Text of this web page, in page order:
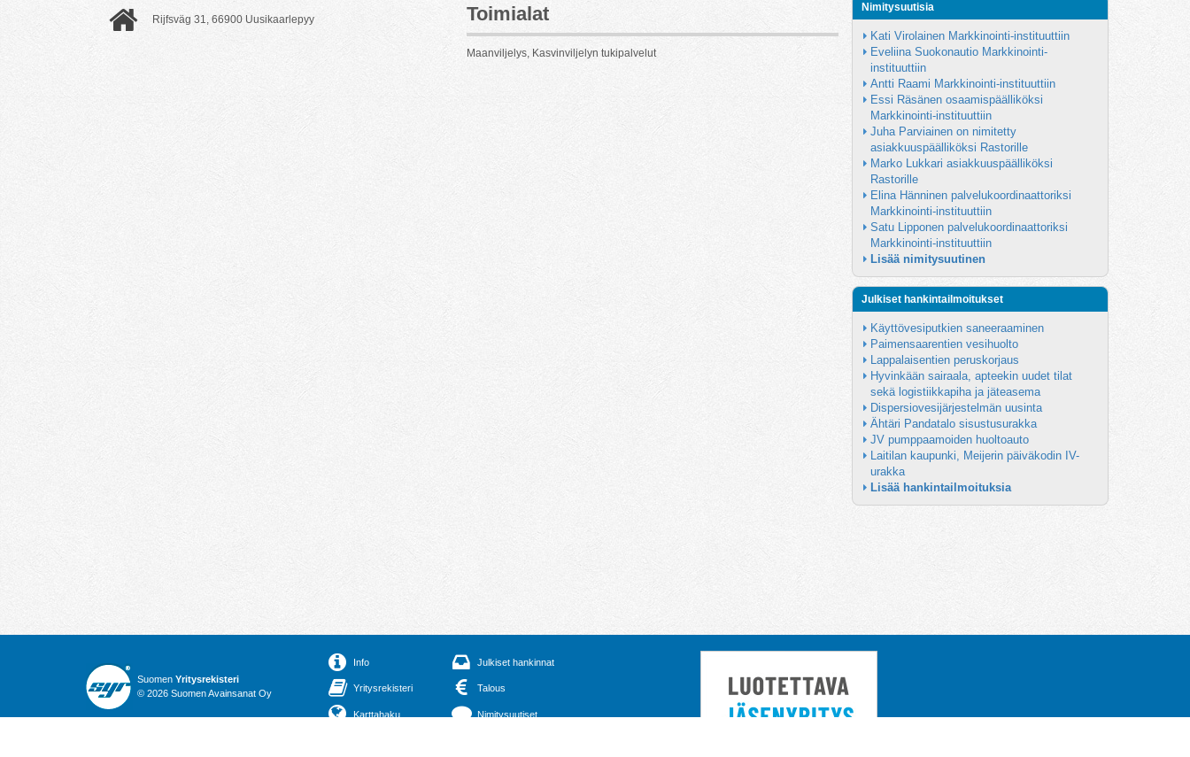
Rijfsväg 31, 66900 Uusikaarlepyy Toimialat
Maanviljelys, Kasvinviljelyn tukipalvelut
Nimitysuutisia
Kati Virolainen Markkinointi-instituuttiin
Eveliina Suokonautio Markkinointi-
instituuttiin
Antti Raami Markkinointi-instituuttiin
Essi Räsänen osaamispäälliköksi
Markkinointi-instituuttiin
Juha Parviainen on nimitetty
asiakkuuspäälliköksi Rastorille
Marko Lukkari asiakkuuspäälliköksi
Rastorille
Elina Hänninen palvelukoordinaattoriksi
Markkinointi-instituuttiin
Satu Lipponen palvelukoordinaattoriksi
Markkinointi-instituuttiin
Lisää nimitysuutinen
Julkiset hankintailmoitukset
Käyttövesiputkien saneeraaminen
Paimensaarentien vesihuolto
Lappalaisentien peruskorjaus
Hyvinkään sairaala, apteekin uudet tilat
sekä logistiikkapiha ja jäteasema
Dispersiovesijärjestelmän uusinta
Ähtäri Pandatalo sisustusurakka
JV pumppaamoiden huoltoauto
Laitilan kaupunki, Meijerin päiväkodin IV-
urakka
Lisää hankintailmoituksia
Suomen Yritysrekisteri
© 2026 Suomen Avainsanat Oy
Info
Yritysrekisteri
Karttahaku
Julkiset hankinnat
Talous
Nimitysuutiset